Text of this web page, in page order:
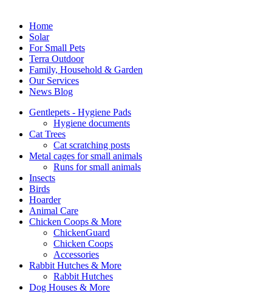
Home
Solar
For Small Pets
Terra Outdoor
Family, Household & Garden
Our Services
News Blog
Gentlepets - Hygiene Pads
Hygiene documents
Cat Trees
Cat scratching posts
Metal cages for small animals
Runs for small animals
Insects
Birds
Hoarder
Animal Care
Chicken Coops & More
ChickenGuard
Chicken Coops
Accessories
Rabbit Hutches & More
Rabbit Hutches
Dog Houses & More